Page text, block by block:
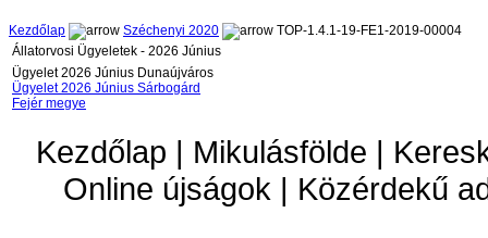
Kezdőlap Széchenyi 2020
TOP-1.4.1-19-FE1-2019-00004
Állatorvosi Ügyeletek - 2026 Június
Ügyelet 2026 Június Dunaújváros
Ügyelet 2026 Június Sárbogárd
Fejér megye
Kezdőlap | Mikulásfölde |
Online újságok | Közérdekű